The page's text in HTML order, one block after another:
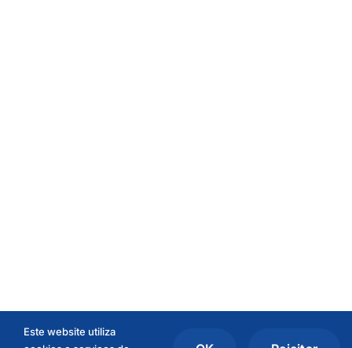
Este website utiliza